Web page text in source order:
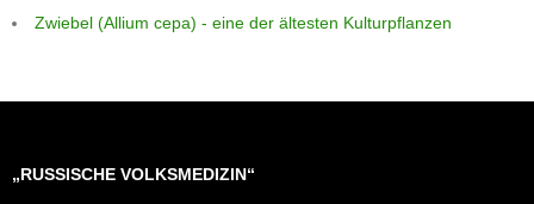
Zwiebel (Allium cepa) - eine der ältesten Kulturpflanzen
„RUSSISCHE VOLKSMEDIZIN“